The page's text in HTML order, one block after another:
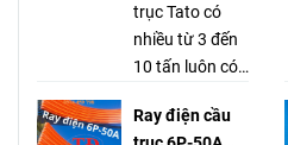
LGM, Sungdo,
KG, Mitsu,
Hyunhdai,
MENDEN,
trục Tato có
nhiều từ 3 đến
10 tấn luôn có
cầu trục Tato
Ray điện cầu